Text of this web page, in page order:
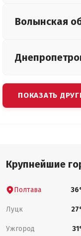
Волынская
ПОКАЗАТЬ
Крупнейшие
Полтава
Луцк
Ужгород